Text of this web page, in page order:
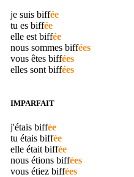
je suis biffée
tu es biffée
elle est biffée
nous sommes biffées
vous êtes biffées
elles sont biffées
IMPARFAIT
j'étais biffée
tu étais biffée
elle était biffée
nous étions biffées
vous étiez biffées